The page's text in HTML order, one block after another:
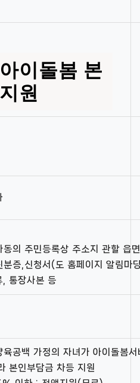
이돌봄 본
원
의 주민등록상 주소지 관할 읍
증,신청서(도 홈페이지 알림마
, 통장사본 등
공백 가정의 자녀가 아이돌봄
본인부담금 차등 지원